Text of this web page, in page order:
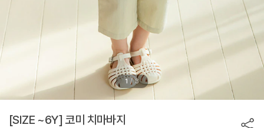
1 / 3
[SIZE ~6Y] 코미 치마바지